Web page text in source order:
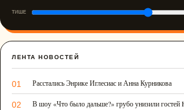
ТИШЕ
ЛЕНТА НОВОСТЕЙ
01 Расстались Энрике Иглесиас и Анна Курникова
02 В шоу «Что было дальше?» грубо унизили